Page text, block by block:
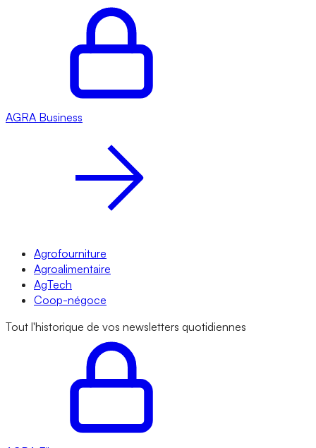
AGRA Business
Agrofourniture
Agroalimentaire
AgTech
Coop-négoce
Tout l'historique de vos newsletters quotidiennes